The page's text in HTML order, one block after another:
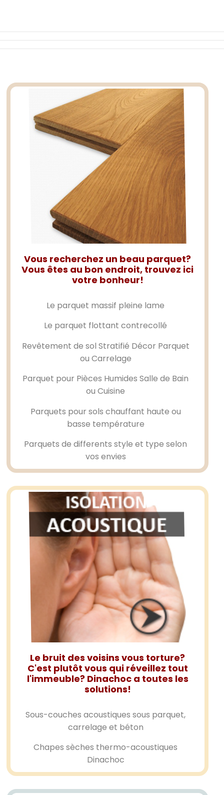
Vous recherchez un beau parquet?
Vous êtes au bon endroit, trouvez ici
votre bonheur!
Le parquet massif pleine lame
Le parquet flottant contrecollé
Revêtement de sol Stratifié Décor Parquet
ou Carrelage
Parquet pour Pièces Humides Salle de Bain
ou Cuisine
Parquets pour sols chauffant haute ou
basse température
Parquets de differents style et type selon
vos envies
Le bruit des voisins vous torture?
C'est plutôt vous qui réveillez tout
l'immeuble? Dinachoc a toutes les
solutions!
Sous-couches acoustiques sous parquet,
carrelage et béton
Chapes sèches thermo-acoustiques
Dinachoc